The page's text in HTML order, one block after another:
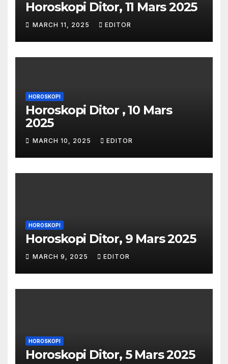
Horoskopi Ditor, 11 Mars 2025
MARCH 11, 2025 EDITOR
HOROSKOPI
Horoskopi Ditor , 10 Mars
2025
MARCH 10, 2025 EDITOR
HOROSKOPI
Horoskopi Ditor, 9 Mars 2025
MARCH 9, 2025 EDITOR
HOROSKOPI
Horoskopi Ditor, 5 Mars 2025